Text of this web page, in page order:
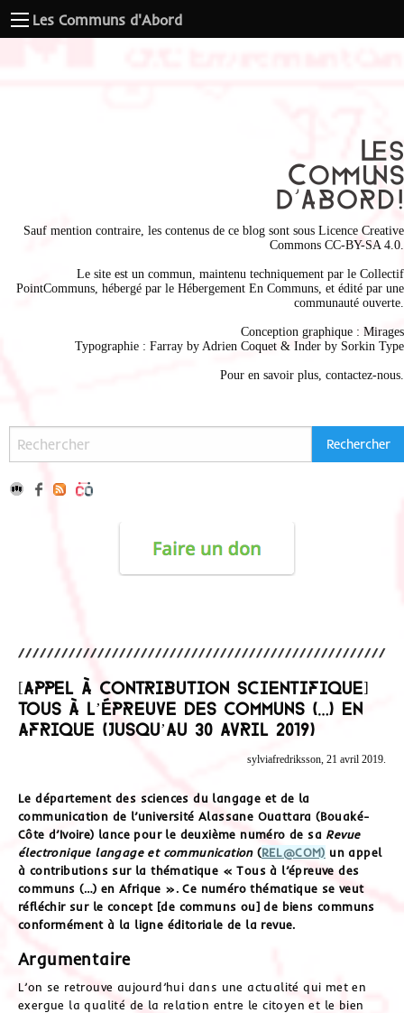
Les Communs d'Abord
Sauf mention contraire, les contenus de ce blog sont sous Licence Creative
Commons CC-BY-SA 4.0
Le site est un commun, maintenu techniquement par le Collectif
PointCommuns , hébergé par le Hébergement En Communs , et édité par une
communauté ouverte.
Conception graphique : Mirages
Typographie : Farray by Adrien Coquet & Inder by Sorkin Type
Pour en savoir plus, contactez-nous
[Appel à contribution scientifique]
Tous à l’épreuve des communs (…) en
Afrique (jusqu’au 30 Avril 2019)
sylviafredriksson, 21 avril 2019.
Le département des sciences du langage et de la
communication de l’université Alassane Ouattara (Bouaké-
Côte d’Ivoire) lance pour le deuxième numéro de sa Revue
électronique langage et communication(REL@COM) un appel
à contributions sur la thématique « Tous à l’épreuve des
communs (…) en Afrique ». Ce numéro thématique se veut
réfléchir sur le concept [de communs ou] de biens communs
conformément à la ligne éditoriale de la revue.
Argumentaire
L’on se retrouve aujourd’hui dans une actualité qui met en
exergue la qualité de la relation entre le citoyen et le bien